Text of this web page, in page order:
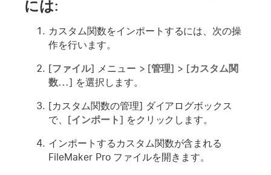
には:
カスタム関数をインポートするには、次の操
作を行います。
[ファイル] メニュー > [管理] > [カスタム関
数...] を選択します。
[カスタム関数の管理] ダイアログボックス
で、[インポート ] をクリックします。
インポートするカスタム関数が含まれる
FileMaker Pro ファイルを開きます。